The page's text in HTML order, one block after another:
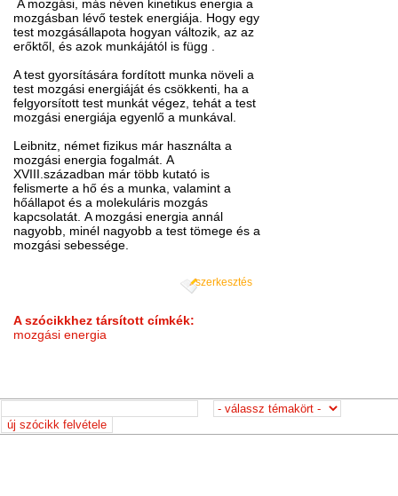
A mozgási, más néven kinetikus energia a
mozgásban lévő testek energiája. Hogy egy
test mozgásállapota hogyan változik, az az
erőktől, és azok munkájától is függ .
A test gyorsítására fordított munka növeli a
test mozgási energiáját és csökkenti, ha a
felgyorsított test munkát végez, tehát a test
mozgási energiája egyenlő a munkával.
Leibnitz, német fizikus már használta a
mozgási energia fogalmát. A
XVIII.században már több kutató is
felismerte a hő és a munka, valamint a
hőállapot és a molekuláris mozgás
kapcsolatát. A mozgási energia annál
nagyobb, minél nagyobb a test tömege és a
mozgási sebessége.
szerkesztés
A szócikkhez társított címkék:
mozgási energia